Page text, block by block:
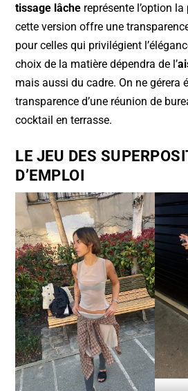
tissage lâche représente l’option
cette version offre une
pour celles qui privilégient
choix de la matière dépendra de l’
mais aussi du cadre. On ne gérera
transparence d’une réunion de
cocktail en terrasse.
LE JEU DES
D’EMPLOI